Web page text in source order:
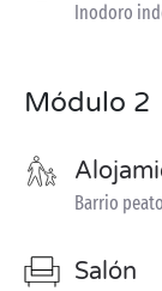
Inodoro
Módulo 2
Barrio
Salón